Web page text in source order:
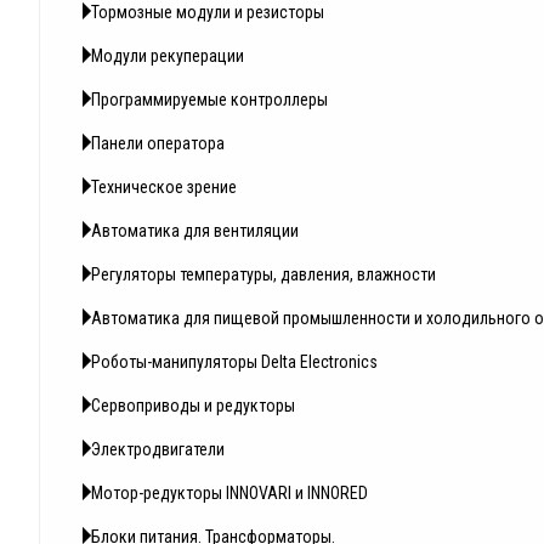
Тормозные модули и резисторы
Модули рекуперации
Программируемые контроллеры
Панели оператора
Техническое зрение
Автоматика для вентиляции
Регуляторы температуры, давления, влажности
Автоматика для пищевой промышленности и холодильного
Роботы-манипуляторы Delta Electronics
Сервоприводы и редукторы
Электродвигатели
Мотор-редукторы INNOVARI и INNORED
Блоки питания. Трансформаторы.